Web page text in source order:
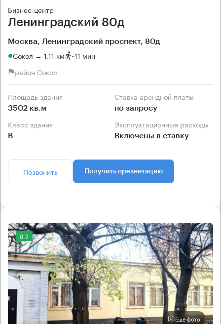
Бизнес-центр
Ленинградский 80д
Москва, Ленинградский проспект, 80д
Сокол → 1.11 км ~11 мин
район Сокол
Площадь здания
3502 кв.м
Ставка арендной платы
по запросу
Класс здания
B
Эксплуатационные расходы
Включены в ставку
Позвонить Получить презентацию
8.2
Еще фото